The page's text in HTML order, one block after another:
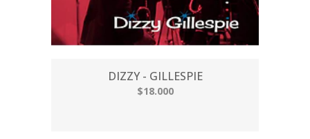
DIZZY - GILLESPIE
$18.000